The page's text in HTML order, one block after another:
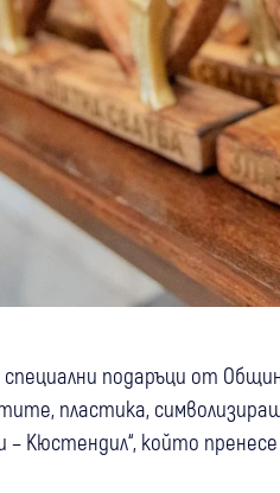
специални подаръци от
пластика,
– Кюстендил“, който